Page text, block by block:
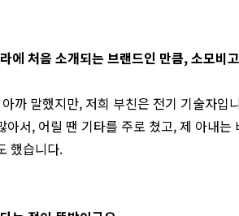
에 처음 소개되는 브랜드인 만큼, 소모비
아까 말했지만, 저희 부친은 전기 기술자입
아서, 어릴 땐 기타를 주로 쳤고, 제 아내
했습니다.